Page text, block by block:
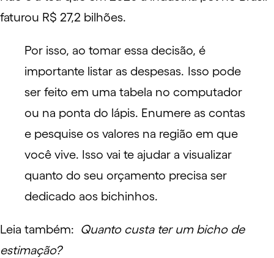
faturou R$ 27,2 bilhões.
Por isso, ao tomar essa decisão, é
importante listar as despesas. Isso pode
ser feito em uma tabela no computador
ou na ponta do lápis. Enumere as contas
e pesquise os valores na região em que
você vive. Isso vai te ajudar a visualizar
quanto do seu orçamento precisa ser
dedicado aos bichinhos.
Leia também: Quanto custa ter um bicho de
estimação?